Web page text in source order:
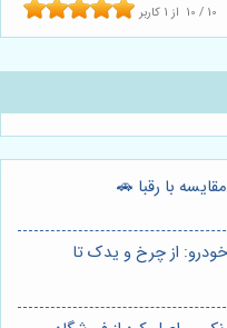
10 / 10 از1 کاربر
با رقبا 🚗
از چرخ و یدک تا